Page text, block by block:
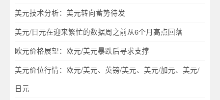
美元技术分析：美元转向蓄势待发
美元/日元在迎来繁忙的数据周之前从6个月高点回落
欧元价格展望：欧元/美元暴跌后寻求支撑
美元价位行情：欧元/美元、英镑/美元、美元/加元、美元/
日元